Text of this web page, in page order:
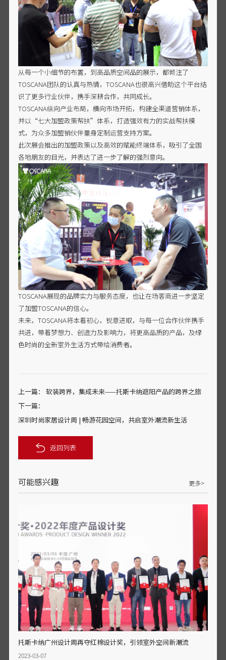
从每一个小细节的布置，到高品质空间品的展示，都倾注了
TOSCANA团队的认真与热情，TOSCANA也很高兴借助这个平台结
识了更多行业伙伴，携手深耕合作，共同成长。
TOSCANA纵向产业布局，横向市场开拓，构建全渠道营销体系，
并以“七大加盟政策帮扶”体系，打造强效有力的实战帮扶模
式，为众多加盟销伙伴量身定制运营支持方案。
此次展会推出的加盟政策以及高效的赋能终端体系，吸引了全国
各地朋友的目光，并表达了进一步了解的强烈意向。
TOSCANA展现的品牌实力与服务态度，也让在场客商进一步坚定
了加盟TOSCANA的信心。
未来，TOSCANA将本着初心，锐意进取，与每一位合作伙伴携手
共进，带着梦想力、创造力及影响力，将更高品质的产品，及绿
色时尚的全新室外生活方式带给消费者。
上一篇：
软装跨界，集成未来——托斯卡纳遮阳产品的跨界之旅
下一篇：
深圳时尚家居设计周 | 畅游花园空间，共启室外潮流新生活
返回列表
可能感兴趣 更多>
托斯卡纳广州设计周再夺红棉设计奖，引领室外空间新潮流
2023-03-07